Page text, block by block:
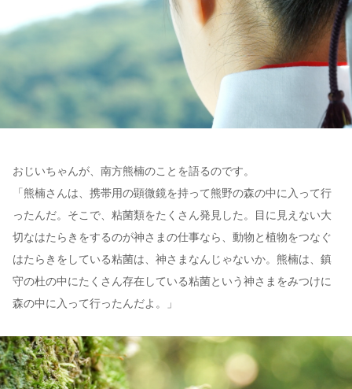
おじいちゃんが、南方熊楠のことを語るのです。
「熊楠さんは、携帯用の顕微鏡を持って熊野の森の中に入って行
ったんだ。そこで、粘菌類をたくさん発見した。目に見えない大
切なはたらきをするのが神さまの仕事なら、動物と植物をつなぐ
はたらきをしている粘菌は、神さまなんじゃないか。熊楠は、鎮
守の杜の中にたくさん存在している粘菌という神さまをみつけに
森の中に入って行ったんだよ。」